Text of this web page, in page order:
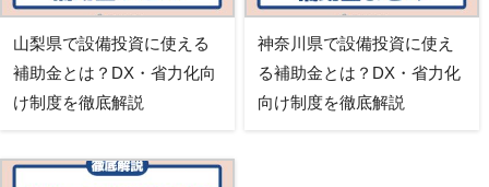
山梨県で設備投資に使える
補助金とは？DX・省力化向
け制度を徹底解説
神奈川県で設備投資に使え
る補助金とは？DX・省力化
向け制度を徹底解説